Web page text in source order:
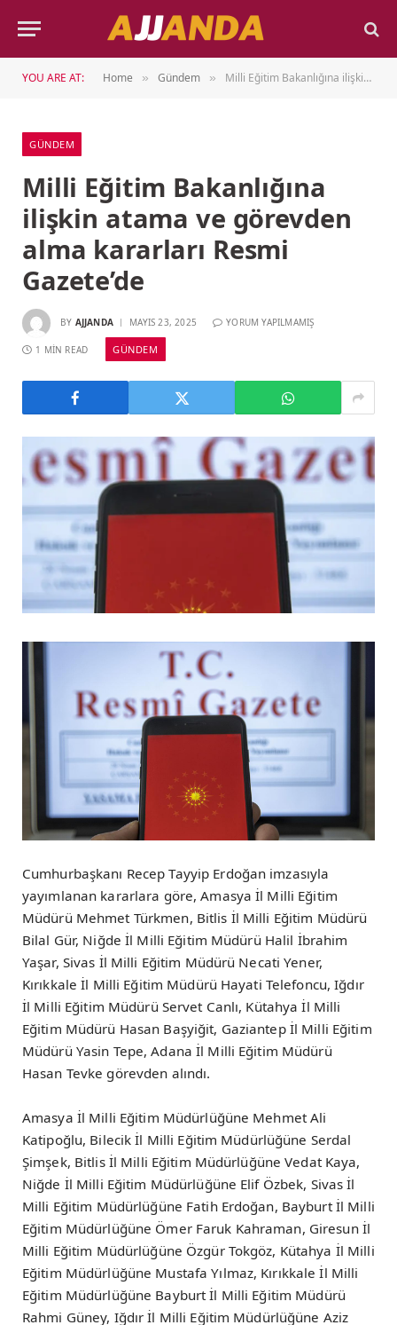
YOU ARE AT: Home » Gündem » Milli Eğitim Bakanlığına ilişkin atama ve görevden alma kararları Resmi Gazete’de
GÜNDEM
Milli Eğitim Bakanlığına
ilişkin atama ve görevden
alma kararları Resmi
Gazete’de
BY AJJANDA MAYIS 23, 2025 YORUM YAPILMAMIŞ
1 MIN READ GÜNDEM
Cumhurbaşkanı Recep Tayyip Erdoğan imzasıyla
yayımlanan kararlara göre, Amasya İl Milli Eğitim
Müdürü Mehmet Türkmen, Bitlis İl Milli Eğitim Müdürü
Bilal Gür, Niğde İl Milli Eğitim Müdürü Halil İbrahim
Yaşar, Sivas İl Milli Eğitim Müdürü Necati Yener,
Kırıkkale İl Milli Eğitim Müdürü Hayati Telefoncu, Iğdır
İl Milli Eğitim Müdürü Servet Canlı, Kütahya İl Milli
Eğitim Müdürü Hasan Başyiğit, Gaziantep İl Milli Eğitim
Müdürü Yasin Tepe, Adana İl Milli Eğitim Müdürü
Hasan Tevke görevden alındı.
Amasya İl Milli Eğitim Müdürlüğüne Mehmet Ali
Katipoğlu, Bilecik İl Milli Eğitim Müdürlüğüne Serdal
Şimşek, Bitlis İl Milli Eğitim Müdürlüğüne Vedat Kaya,
Niğde İl Milli Eğitim Müdürlüğüne Elif Özbek, Sivas İl
Milli Eğitim Müdürlüğüne Fatih Erdoğan, Bayburt İl Milli
Eğitim Müdürlüğüne Ömer Faruk Kahraman, Giresun İl
Milli Eğitim Müdürlüğüne Özgür Tokgöz, Kütahya İl Milli
Eğitim Müdürlüğüne Mustafa Yılmaz, Kırıkkale İl Milli
Eğitim Müdürlüğüne Bayburt İl Milli Eğitim Müdürü
Rahmi Güney, Iğdır İl Milli Eğitim Müdürlüğüne Aziz